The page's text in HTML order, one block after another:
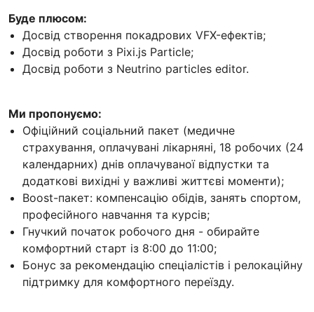
Буде плюсом:
Досвід створення покадрових VFX-ефектів;
Досвід роботи з Pixi.js Particle;
Досвід роботи з Neutrino particles editor.
Ми пропонуємо:
Офіційний соціальний пакет (медичне
страхування, оплачувані лікарняні, 18 робочих (24
календарних) днів оплачуваної відпустки та
додаткові вихідні у важливі життєві моменти);
Boost-пакет: компенсацію обідів, занять спортом,
професійного навчання та курсів;
Гнучкий початок робочого дня - обирайте
комфортний старт із 8:00 до 11:00;
Бонус за рекомендацію спеціалістів і релокаційну
підтримку для комфортного переїзду.